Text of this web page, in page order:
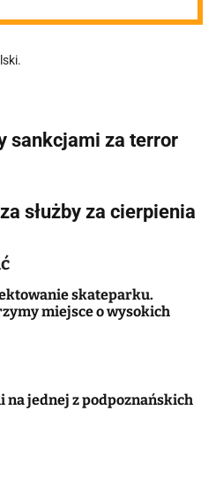
sankcjami za terror
służby za cierpienia
skateparku.
miejsce o wysokich
jednej z podpoznańskich